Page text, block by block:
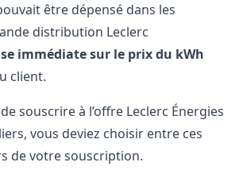
être dépensé dans les
distribution Leclerc
immédiate sur le prix du kWh
client.
souscrire à l’offre Leclerc Énergies
vous deviez choisir entre ces
de votre souscription.